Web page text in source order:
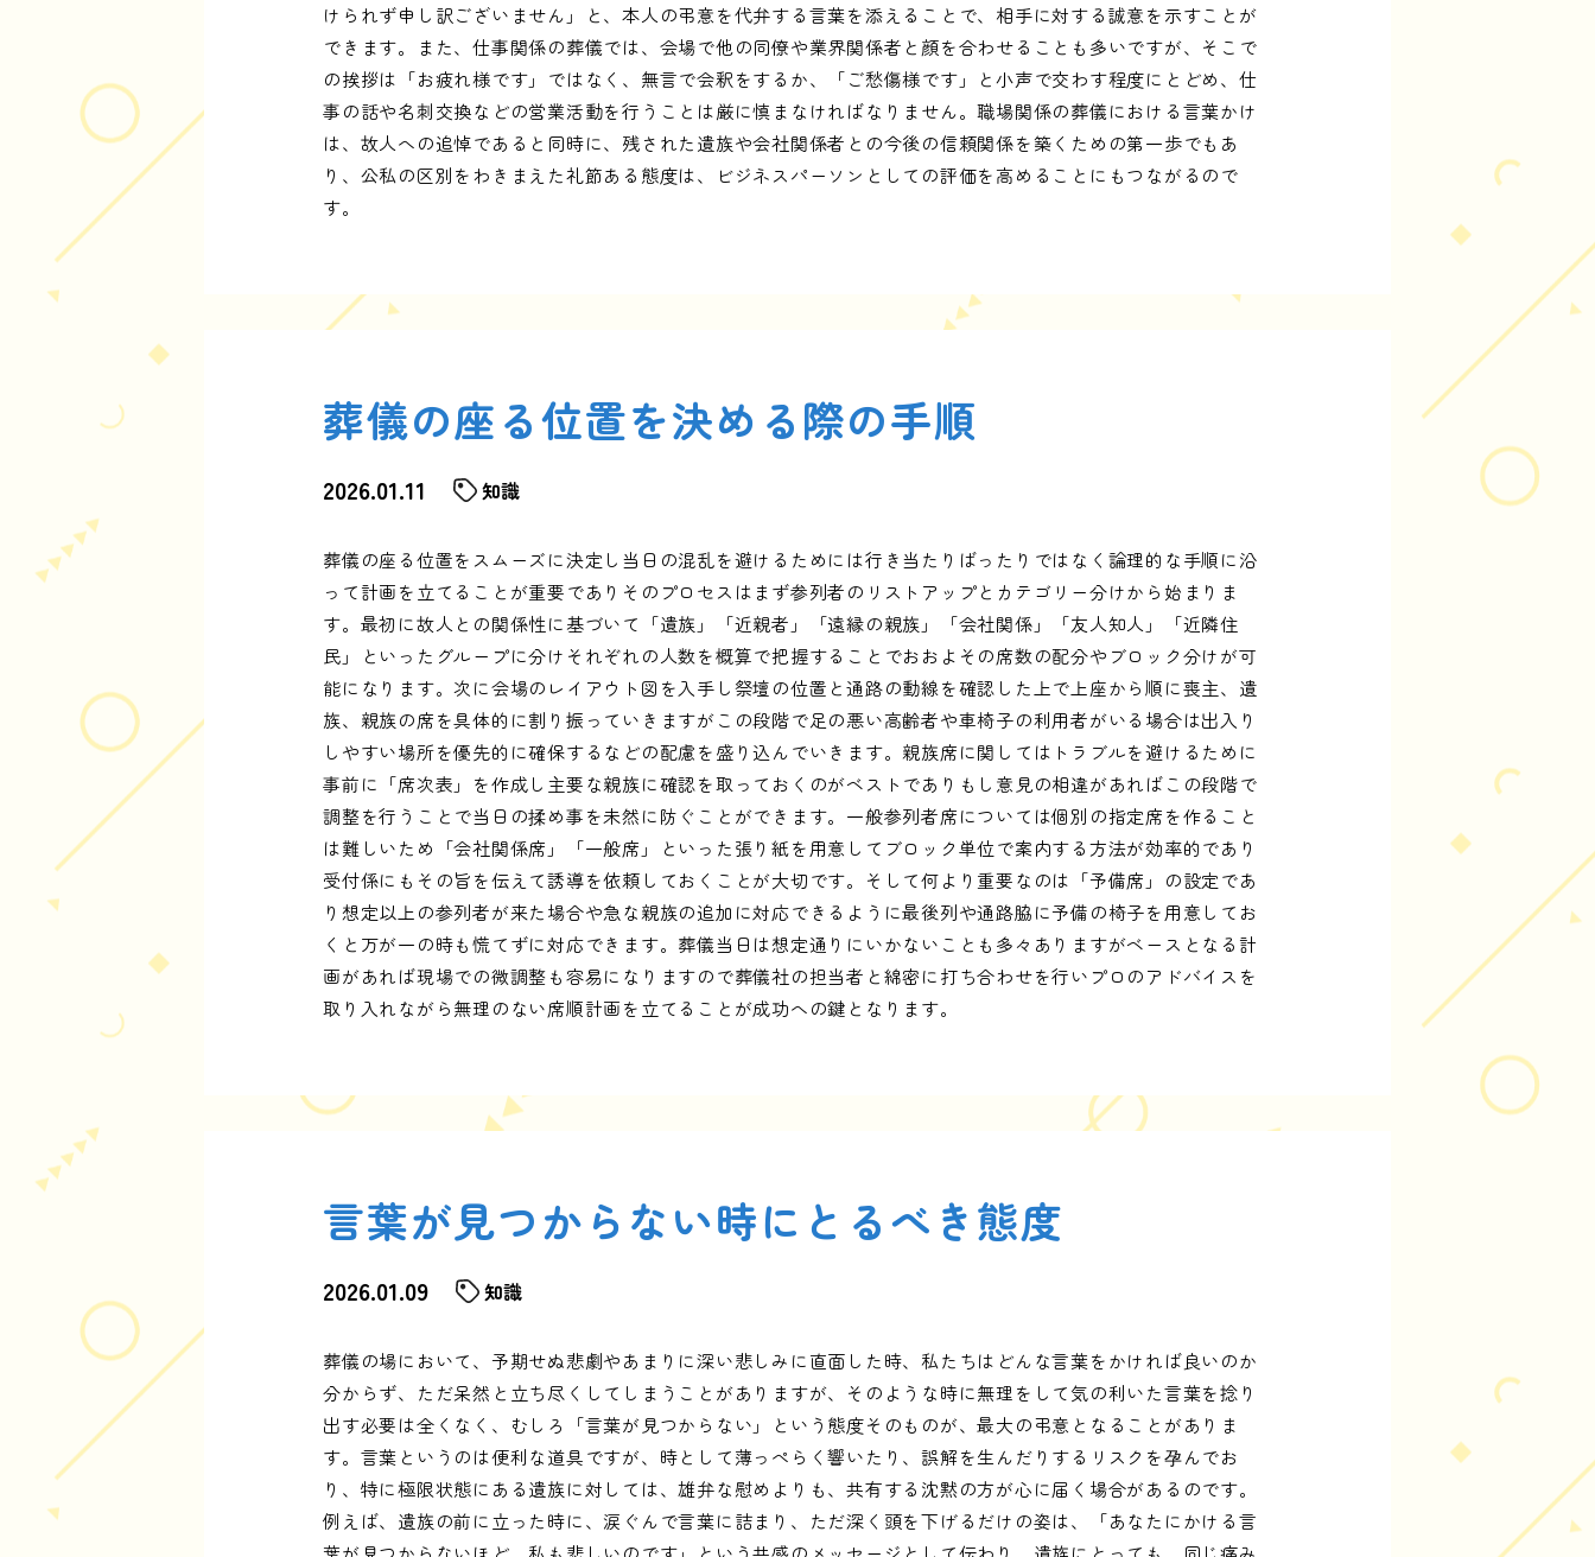
けられず申し訳ございません」と、本人の弔意を代弁する言葉を添えることで、相手に対する誠意を示すことが
できます。また、仕事関係の葬儀では、会場で他の同僚や業界関係者と顔を合わせることも多いですが、そこで
の挨拶は「お疲れ様です」ではなく、無言で会釈をするか、「ご愁傷様です」と小声で交わす程度にとどめ、仕
事の話や名刺交換などの営業活動を行うことは厳に慎まなければなりません。職場関係の葬儀における言葉かけ
は、故人への追悼であると同時に、残された遺族や会社関係者との今後の信頼関係を築くための第一歩でもあ
り、公私の区別をわきまえた礼節ある態度は、ビジネスパーソンとしての評価を高めることにもつながるので
す。
葬儀の座る位置を決める際の手順
2026.01.11 知識
葬儀の座る位置をスムーズに決定し当日の混乱を避けるためには行き当たりばったりではなく論理的な手順に沿
って計画を立てることが重要でありそのプロセスはまず参列者のリストアップとカテゴリー分けから始まりま
す。最初に故人との関係性に基づいて「遺族」「近親者」「遠縁の親族」「会社関係」「友人知人」「近隣住
民」といったグループに分けそれぞれの人数を概算で把握することでおおよその席数の配分やブロック分けが可
能になります。次に会場のレイアウト図を入手し祭壇の位置と通路の動線を確認した上で上座から順に喪主、遺
族、親族の席を具体的に割り振っていきますがこの段階で足の悪い高齢者や車椅子の利用者がいる場合は出入り
しやすい場所を優先的に確保するなどの配慮を盛り込んでいきます。親族席に関してはトラブルを避けるために
事前に「席次表」を作成し主要な親族に確認を取っておくのがベストでありもし意見の相違があればこの段階で
調整を行うことで当日の揉め事を未然に防ぐことができます。一般参列者席については個別の指定席を作ること
は難しいため「会社関係席」「一般席」といった張り紙を用意してブロック単位で案内する方法が効率的であり
受付係にもその旨を伝えて誘導を依頼しておくことが大切です。そして何より重要なのは「予備席」の設定であ
り想定以上の参列者が来た場合や急な親族の追加に対応できるように最後列や通路脇に予備の椅子を用意してお
くと万が一の時も慌てずに対応できます。葬儀当日は想定通りにいかないことも多々ありますがベースとなる計
画があれば現場での微調整も容易になりますので葬儀社の担当者と綿密に打ち合わせを行いプロのアドバイスを
取り入れながら無理のない席順計画を立てることが成功への鍵となります。
言葉が見つからない時にとるべき態度
2026.01.09 知識
葬儀の場において、予期せぬ悲劇やあまりに深い悲しみに直面した時、私たちはどんな言葉をかければ良いのか
分からず、ただ呆然と立ち尽くしてしまうことがありますが、そのような時に無理をして気の利いた言葉を捻り
出す必要は全くなく、むしろ「言葉が見つからない」という態度そのものが、最大の弔意となることがありま
す。言葉というのは便利な道具ですが、時として薄っぺらく響いたり、誤解を生んだりするリスクを孕んでお
り、特に極限状態にある遺族に対しては、雄弁な慰めよりも、共有する沈黙の方が心に届く場合があるのです。
例えば、遺族の前に立った時に、涙ぐんで言葉に詰まり、ただ深く頭を下げるだけの姿は、「あなたにかける言